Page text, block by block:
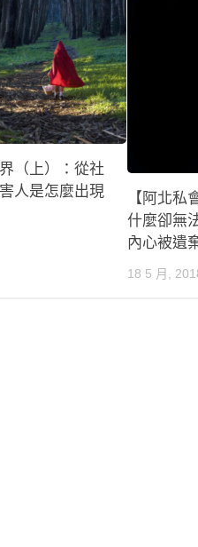
（上）：從社
人是怎麼出現
【阿北私
什麼卻無
內心被遺
18 5 月,